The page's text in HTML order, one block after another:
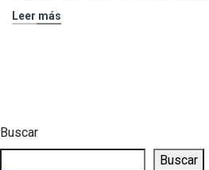
Leer más
Buscar
Buscar